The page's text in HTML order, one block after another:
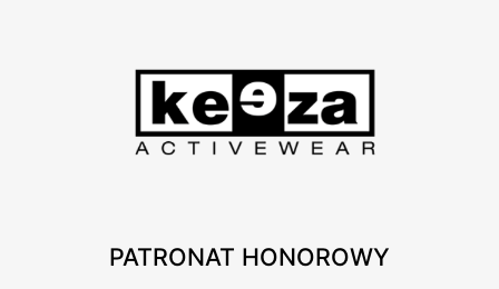
PATRONAT HONOROWY